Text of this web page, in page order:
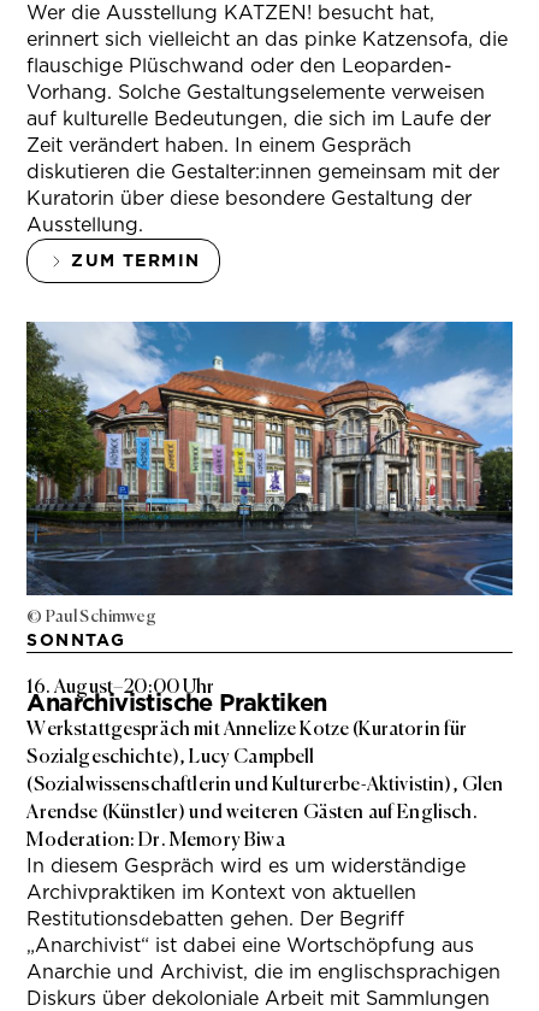
Wer die Ausstellung KATZEN! besucht hat,
erinnert sich vielleicht an das pinke Katzensofa, die
flauschige Plüschwand oder den Leoparden-
Vorhang. Solche Gestaltungselemente verweisen
auf kulturelle Bedeutungen, die sich im Laufe der
Zeit verändert haben. In einem Gespräch
diskutieren die Gestalter:innen gemeinsam mit der
Kuratorin über diese besondere Gestaltung der
Ausstellung.
ZUM TERMIN
© Paul Schimweg
SONNTAG
16. August–20:00 Uhr
Anarchivistische Praktiken
Werkstattgespräch mit Annelize Kotze (Kuratorin für
Sozialgeschichte), Lucy Campbell
(Sozialwissenschaftlerin und Kulturerbe-Aktivistin), Glen
Arendse (Künstler) und weiteren Gästen auf Englisch.
Moderation: Dr. Memory Biwa
In diesem Gespräch wird es um widerständige
Archivpraktiken im Kontext von aktuellen
Restitutionsdebatten gehen. Der Begriff
„Anarchivist“ ist dabei eine Wortschöpfung aus
Anarchie und Archivist, die im englischsprachigen
Diskurs über dekoloniale Arbeit mit Sammlungen